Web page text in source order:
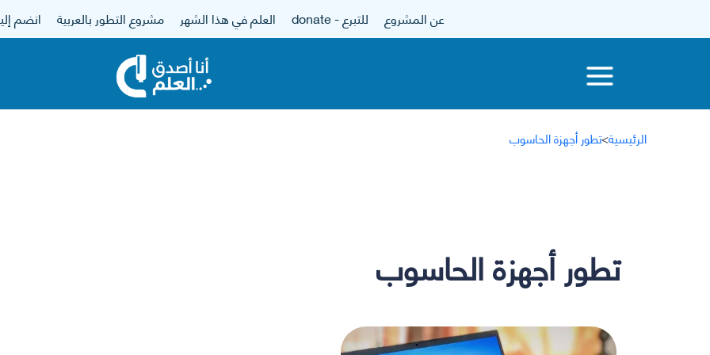
عن المشروع للتبرع - donate العلم في هذا الشهر مشروع التطور بالعربية انضم
الرئيسية>تطور أجهزة الحاسوب
تطور أجهزة الحاسوب